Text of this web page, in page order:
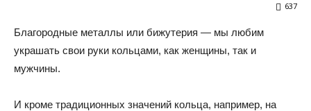
637
Благородные металлы или бижутерия — мы любим
украшать свои руки кольцами, как женщины, так и
мужчины.
И кроме традиционных значений кольца, например, на